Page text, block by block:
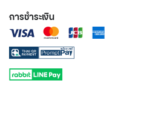
การชำระเงิน